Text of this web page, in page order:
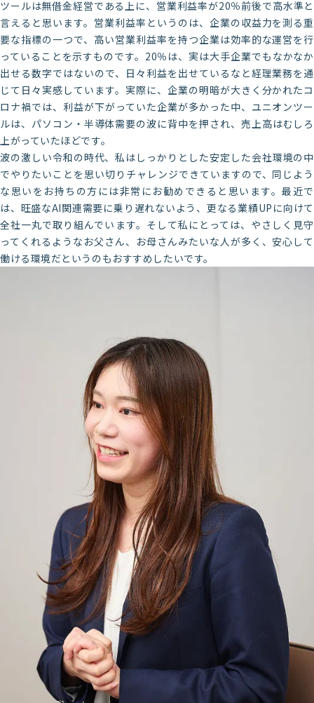
ツールは無借金経営である上に、営業利益率が20％前後で高水準と
言えると思います。営業利益率というのは、企業の収益力を測る重
要な指標の一つで、高い営業利益率を持つ企業は効率的な運営を行
っていることを示すものです。20％は、実は大手企業でもなかなか
出せる数字ではないので、日々利益を出せているなと経理業務を通
じて日々実感しています。実際に、企業の明暗が大きく分かれたコ
ロナ禍では、利益が下がっていた企業が多かった中、ユニオンツー
ルは、パソコン・半導体需要の波に背中を押され、売上高はむしろ
上がっていたほどです。
波の激しい令和の時代、私はしっかりとした安定した会社環境の中
でやりたいことを思い切りチャレンジできていますので、同じよう
な思いをお持ちの方には非常にお勧めできると思います。最近で
は、旺盛なAI関連需要に乗り遅れないよう、更なる業績UPに向けて
全社一丸で取り組んでいます。そして私にとっては、やさしく見守
ってくれるようなお父さん、お母さんみたいな人が多く、安心して
働ける環境だというのもおすすめしたいです。